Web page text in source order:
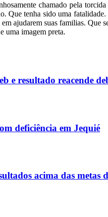
chamado pela
Que tenha sido uma
ajudarem suas familias. Que
uma imagem preta.
e resultado reacende
deficiência em Jequié
acima das metas